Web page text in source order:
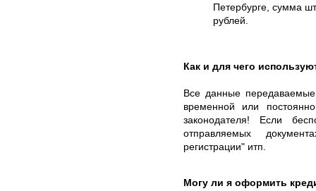
Петербурге, сумма
рублей.
Как и для чего
Все данные
временной или
законодателя! Если
отправляемых
регистрации" итп.
Могу ли я оформить